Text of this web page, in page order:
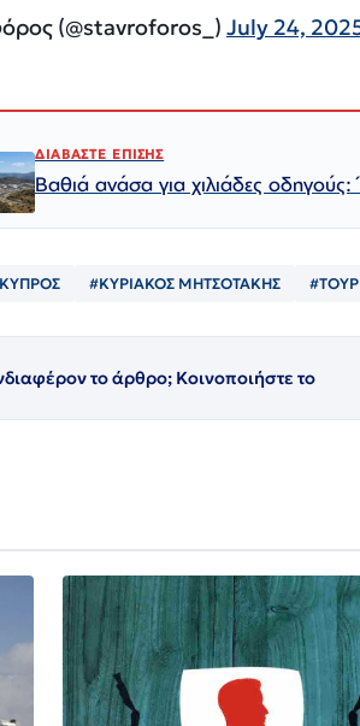
(@stavroforos_) July 24,
ΔΙΑΒΑΣΤΕ ΕΠΙΣΗΣ
Βαθιά ανάσα για χιλιάδες
#ΚΥΡΙΑΚΟΣ ΜΗΤΣΟΤΑΚΗΣ
το άρθρο; Κοινοποιήστε το